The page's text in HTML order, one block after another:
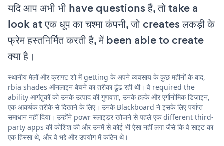
यदि आप अभी भी have questions हैं, तो take a
look at एक धूप का चश्मा कंपनी, जो creates लकड़ी के
फ्रेम हस्तनिर्मित करती है, में been able to create
क्या है।
स्थानीय मेलों और क्राफ्ट शो में getting के अपने व्यवसाय के कुछ महीनों के बाद,
rbia shades ऑनलाइन बेचने का तरीका ढूंढ रही थी। वे required the
ability आगंतुकों को उनके उत्पाद की गुणवत्ता, उनके हल्के और एर्गोनोमिक डिज़ाइन,
एक आकर्षक तरीके से दिखाने के लिए। उनके Blackboard ने इसके लिए पर्याप्त
समाधान नहीं दिया। उन्होंने powr स्लाइडर खोजने से पहले एक different third-
party apps की कोशिश की और उनमें से कोई भी ऐसा नहीं लगा जैसे कि वे साइट का
एक हिस्सा थे, और वे भद्दे और उपयोग में कठिन थे।